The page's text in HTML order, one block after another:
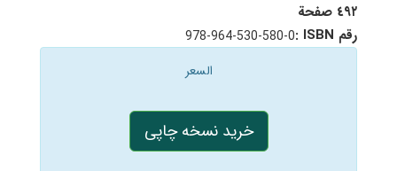
٤٩٢ صفحة
رقم ISBN :
978-964-530-580-0
السعر
خرید نسخه چاپی